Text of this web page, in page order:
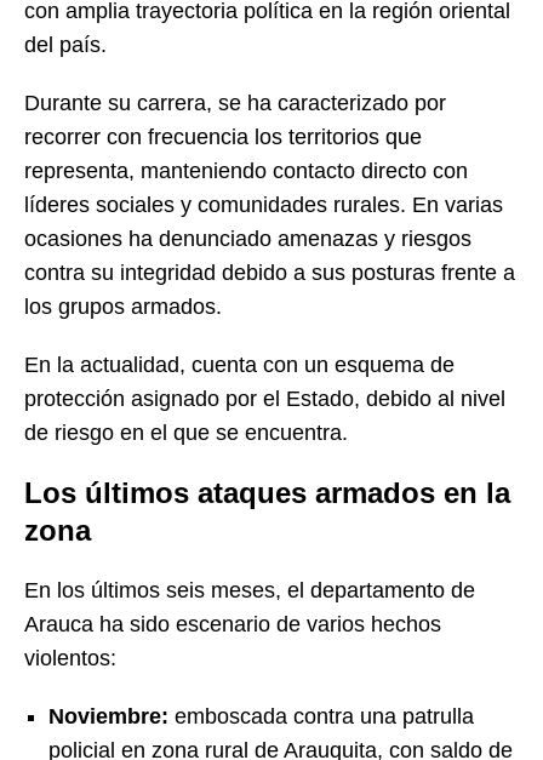
con amplia trayectoria política en la región oriental
del país.
Durante su carrera, se ha caracterizado por
recorrer con frecuencia los territorios que
representa, manteniendo contacto directo con
líderes sociales y comunidades rurales. En varias
ocasiones ha denunciado amenazas y riesgos
contra su integridad debido a sus posturas frente a
los grupos armados.
En la actualidad, cuenta con un esquema de
protección asignado por el Estado, debido al nivel
de riesgo en el que se encuentra.
Los últimos ataques armados en la
zona
En los últimos seis meses, el departamento de
Arauca ha sido escenario de varios hechos
violentos:
Noviembre: emboscada contra una patrulla
policial en zona rural de Arauquita, con saldo de